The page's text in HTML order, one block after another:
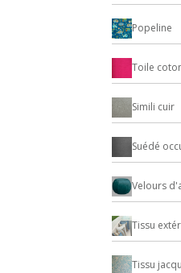
Popeline
Toile
Simili cuir
Suédé
Velours
Tissu
Tissu